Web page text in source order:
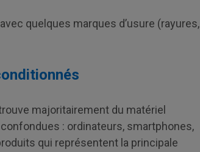
quelques marques d’usure (rayures,
majoritairement du matériel
: ordinateurs, smartphones,
qui représentent la principale